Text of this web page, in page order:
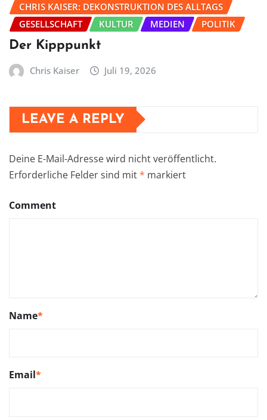
CHRIS KAISER: DEKONSTRUKTION DES ALLTAGS
GESELLSCHAFT
KULTUR MEDIEN POLITIK
Der Kipppunkt
Chris Kaiser Juli 19, 2026
LEAVE A REPLY
Deine E-Mail-Adresse wird nicht veröffentlicht.
Erforderliche Felder sind mit* markiert
Comment
Name*
Email*